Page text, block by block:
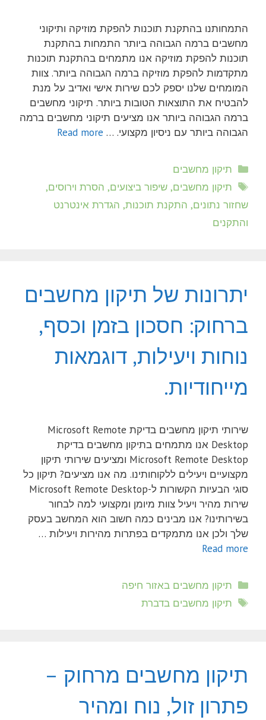
התמחותנו בהתקנת תוכנות להפקת מוזיקה ותיקוני
מחשבים ברמה הגבוהה ביותר התמחות בהתקנת
תוכנות להפקת מוזיקה אנו מתמחים בהתקנת תוכנות
מתקדמות להפקת מוזיקה ברמה הגבוהה ביותר. צוות
המומחים שלנו יספק לכם שירות אישי ואדיב על מנת
להבטיח את התוצאות הטובות ביותר. תיקוני מחשבים
ברמה הגבוהה ביותר אנו מציעים תיקוני מחשבים ברמה
הגבוהה ביותר עם ניסיון מקצועי. … Read more
קטגוריות
תיקון מחשבים
תגיות
תיקון מחשבים, שיפור ביצועים, הסרת וירוסים,
שחזור נתונים, התקנת תוכנות, הגדרת אינטרנט
והתקנים
יתרונות של תיקון מחשבים
ברחוק: חסכון בזמן וכסף,
נוחות ויעילות, דוגמאות
מייחודיות.
שירותי תיקון מחשבים בדיקת Microsoft Remote
Desktop אנו מתמחים בתיקון מחשבים בדיקת
Microsoft Remote Desktop ומציעים שירותי תיקון
מקצועיים ויעילים ללקוחותינו. מה אנו מציעים? תיקון כל
סוגי הבעיות הקשורות ל-Microsoft Remote Desktop
שירות מהיר ויעיל צוות מיומן ומקצועי למה לבחור
בשירותינו? אנו מבינים כמה חשוב הוא המחשב בעסק
שלך ולכן אנו מתמקדים בפתרות מהירות ויעילות …
Read more
קטגוריות
תיקון מחשבים באזור חיפה
תגיות
תיקון מחשבים בדברת
תיקון מחשבים מרחוק –
פתרון זול, נוח ומהיר